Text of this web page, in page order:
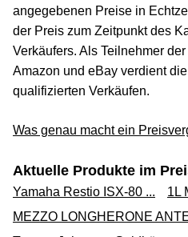
angegebenen Preise in
der Preis zum Zeitpunkt des
Verkäufers. Als Teilnehmer
Amazon und eBay verdient
qualifizierten Verkäufen.
Was genau macht ein
Aktuelle Produkte im
Yamaha Restio ISX-80 ...
1L
MEZZO LONGHERONE